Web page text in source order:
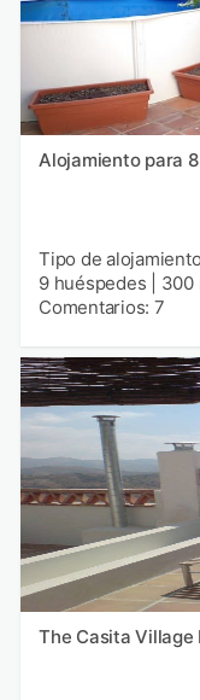
Alojamiento para
Tipo de
9 huéspedes
300
Comentarios: 7
The Casita Village